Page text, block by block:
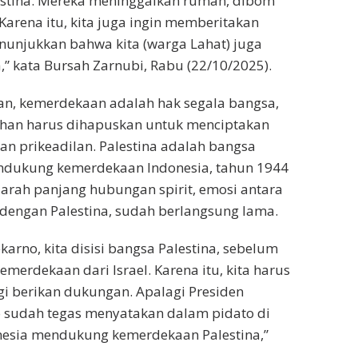
itu, kita juga ingin memberitakan
bahwa kita (warga Lahat) juga
kata Bursah Zarnubi, Rabu (22/10/2025).
kemerdekaan adalah hak segala bangsa,
harus dihapuskan untuk menciptakan
prikeadilan. Palestina adalah bangsa
kemerdekaan Indonesia, tahun 1944
panjang hubungan spirit, emosi antara
Palestina, sudah berlangsung lama.
kita disisi bangsa Palestina, sebelum
dari Israel. Karena itu, kita harus
berikan dukungan. Apalagi Presiden
tegas menyatakan dalam pidato di
mendukung kemerdekaan Palestina,”